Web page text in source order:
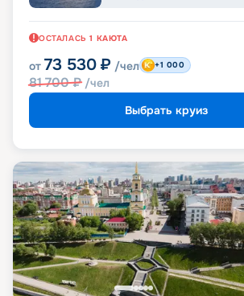
ОСТАЛАСЬ 1 КАЮТА
от 73 530 ₽ /чел
81 700₽ /чел
+1 000
Выбрать круиз